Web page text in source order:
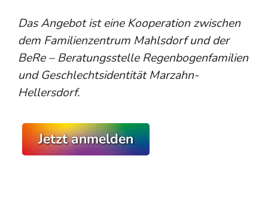
Das Angebot ist eine Kooperation zwischen
dem Familienzentrum Mahlsdorf und der
BeRe – Beratungsstelle Regenbogenfamilien
und Geschlechtsidentität Marzahn-
Hellersdorf.
Jetzt anmelden